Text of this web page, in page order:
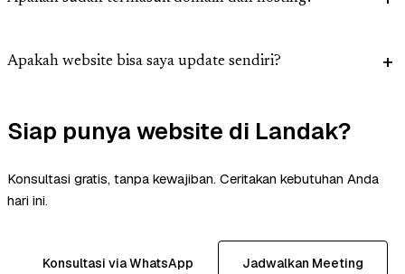
Apakah website bisa saya update sendiri?
Siap punya website di Landak?
Konsultasi gratis, tanpa kewajiban. Ceritakan kebutuhan Anda
hari ini.
Konsultasi via WhatsApp Jadwalkan Meeting